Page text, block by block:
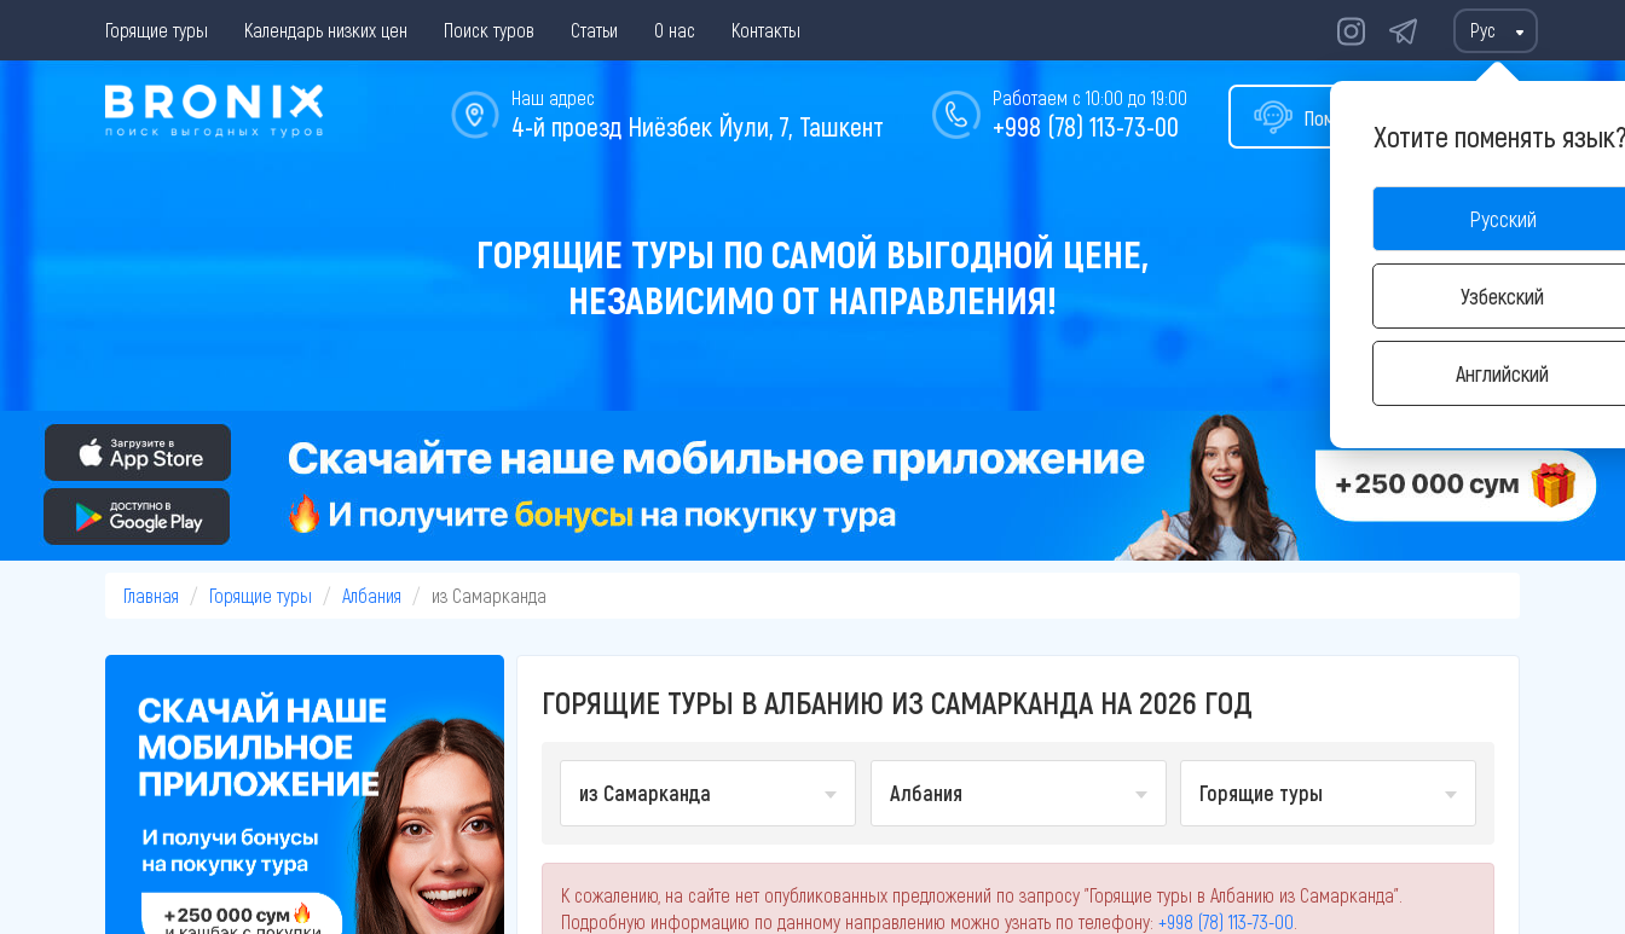
Горящие туры Календарь низких цен Поиск туров Статьи О нас Контакты Рус
Хотите поменять
Русский
Узбекский
Английский
Помощь в подборе тура
Работаем с 10:00 до 19:00
+998 (78) 113-73-00
Наш адрес
4-й проезд Ниёзбек Йули, 7, Ташкент
ГОРЯЩИЕ ТУРЫ ПО САМОЙ ВЫГОДНОЙ ЦЕНЕ,
НЕЗАВИСИМО ОТ НАПРАВЛЕНИЯ!
Главная Горящие туры Албания из Самарканда
ГОРЯЩИЕ ТУРЫ В АЛБАНИЮ ИЗ САМАРКАНДА НА 2026 ГОД
из Самарканда Албания Горящие туры
К сожалению, на сайте нет опубликованных предложений по запросу "Горящие туры в Албанию из Самарканда".
Подробную информацию по данному направлению можно узнать по телефону: +998 (78) 113-73-00